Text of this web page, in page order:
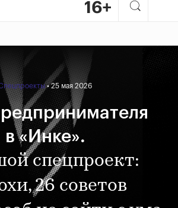
• 25 мая 2026
в «Инке».
спецпроект:
26 советов